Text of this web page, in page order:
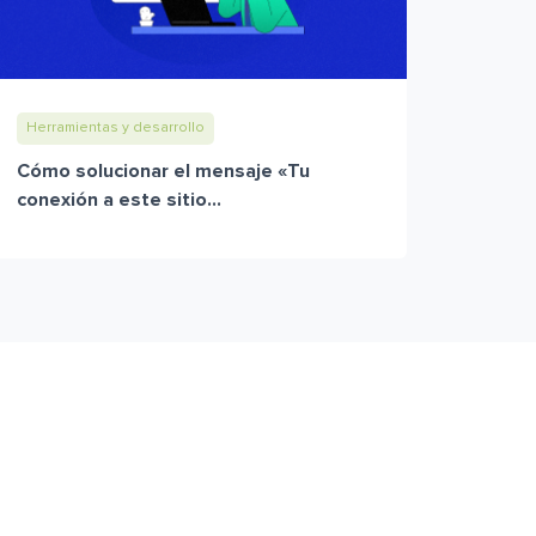
Herramientas y desarrollo
Cómo solucionar el mensaje «Tu
conexión a este sitio...